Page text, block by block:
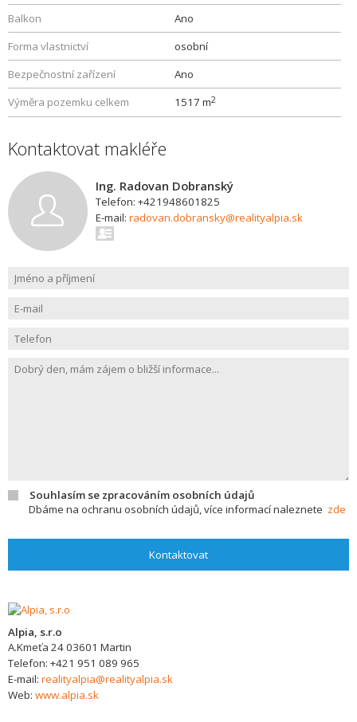
Balkon
Ano
Forma vlastnictví
osobní
Bezpečnostní zařízení
Ano
Výměra pozemku celkem
1517 m2
Kontaktovat makléře
Ing. Radovan Dobranský
Telefon: +421948601825
E-mail: radovan.dobransky@realityalpia.sk
Souhlasím se zpracováním osobních údajů
Dbáme na ochranu osobních údajů, více informací naleznete zde
Kontaktovat
Alpia, s.r.o
A.Kmeťa 2403601 Martin
Telefon: +421 951 089 965
E-mail: realityalpia@realityalpia.sk
Web: www.alpia.sk